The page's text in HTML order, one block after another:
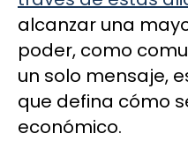
alcanzar una
poder, como
un solo mensaje,
que defina cómo
económico.